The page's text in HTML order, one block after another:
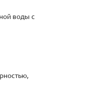
воды с